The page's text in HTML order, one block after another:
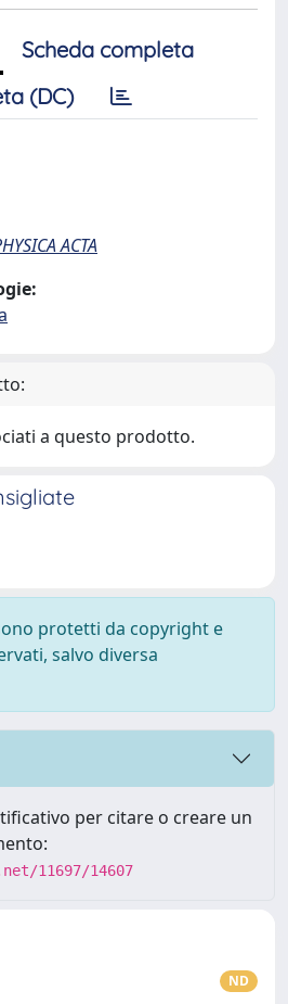
Scheda completa
(DC)
ACTA
a questo prodotto.
protetti da copyright e
salvo diversa
per citare o creare un
11697/14607
ND